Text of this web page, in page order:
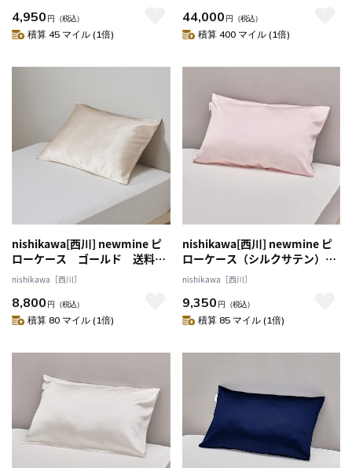
4,950 円 （税込）
積算 45 マイル (1倍)
44,000 円 （税込）
積算 400 マイル (1倍)
nishikawa[西川] newmine ピ
ローケース ゴールド 送料込
み
nishikawa［西川］
8,800 円 （税込）
積算 80 マイル (1倍)
nishikawa[西川] newmine ピ
ローケース（シルクサテン）ピ
ンク 送料込み
nishikawa［西川］
9,350 円 （税込）
積算 85 マイル (1倍)